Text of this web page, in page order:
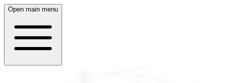
Open main menu